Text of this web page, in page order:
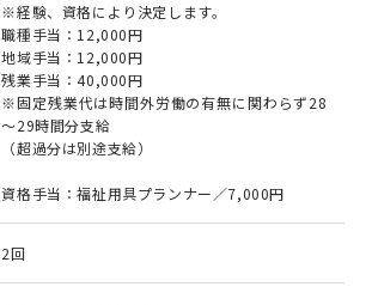
※経験、資格により決定します。
職種手当：12,000円
地域手当：12,000円
残業手当：40,000円
※固定残業代は時間外労働の有無に関わらず28
～29時間分支給
（超過分は別途支給）
資格手当：福祉用具プランナー／7,000円
2回